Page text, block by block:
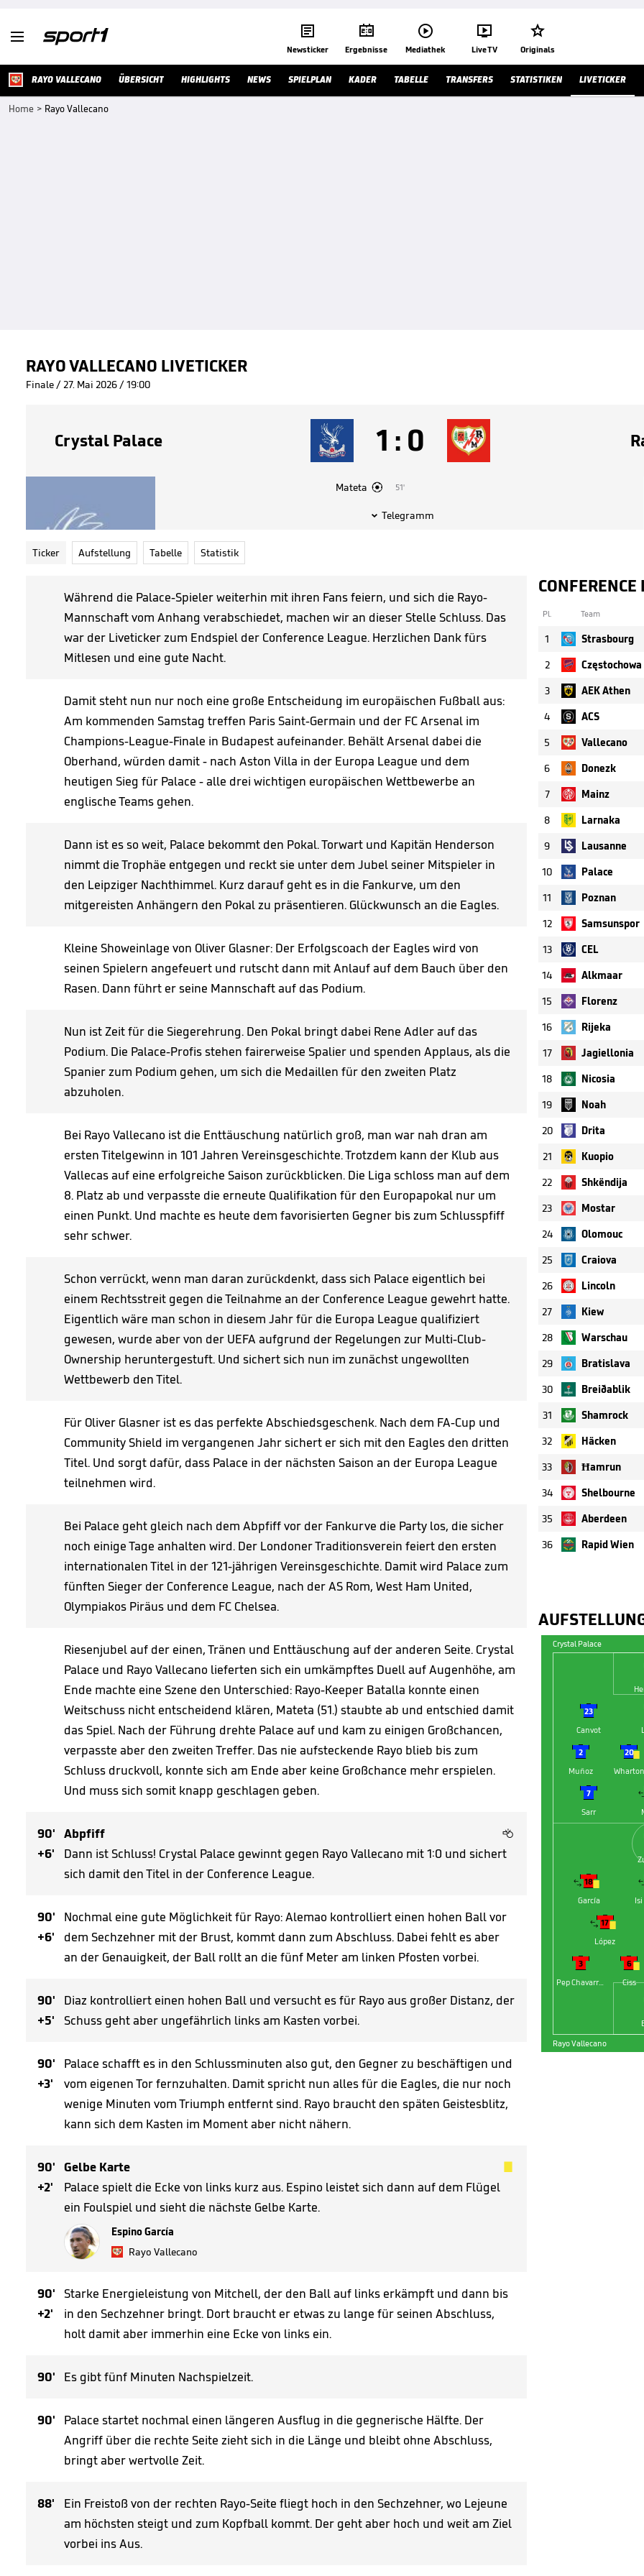
 
Newsticker

Ergebnisse

Mediathek

Live TV

Originals
RAYO VALLECANO ÜBERSICHT HIGHLIGHTS NEWS SPIELPLAN KADER TABELLE TRANSFERS STATISTIKEN LIVETICKER
Home > Rayo Vallecano
RAYO VALLECANO LIVETICKER
Finale / 27. Mai 2026 / 19:00
Crystal Palace 1 : 0
Mateta  51'
 Telegramm
Ticker Aufstellung Tabelle Statistik
Während die Palace-Spieler weiterhin mit ihren Fans feiern, und sich die Rayo-
Mannschaft vom Anhang verabschiedet, machen wir an dieser Stelle Schluss. Das
war der Liveticker zum Endspiel der Conference League. Herzlichen Dank fürs
Mitlesen und eine gute Nacht.
Damit steht nun nur noch eine große Entscheidung im europäischen Fußball aus:
Am kommenden Samstag treffen Paris Saint-Germain und der FC Arsenal im
Champions-League-Finale in Budapest aufeinander. Behält Arsenal dabei die
Oberhand, würden damit - nach Aston Villa in der Europa League und dem
heutigen Sieg für Palace - alle drei wichtigen europäischen Wettbewerbe an
englische Teams gehen.
Dann ist es so weit, Palace bekommt den Pokal. Torwart und Kapitän Henderson
nimmt die Trophäe entgegen und reckt sie unter dem Jubel seiner Mitspieler in
den Leipziger Nachthimmel. Kurz darauf geht es in die Fankurve, um den
mitgereisten Anhängern den Pokal zu präsentieren. Glückwunsch an die Eagles.
Kleine Showeinlage von Oliver Glasner: Der Erfolgscoach der Eagles wird von
seinen Spielern angefeuert und rutscht dann mit Anlauf auf dem Bauch über den
Rasen. Dann führt er seine Mannschaft auf das Podium.
Nun ist Zeit für die Siegerehrung. Den Pokal bringt dabei Rene Adler auf das
Podium. Die Palace-Profis stehen fairerweise Spalier und spenden Applaus, als die
Spanier zum Podium gehen, um sich die Medaillen für den zweiten Platz
abzuholen.
Bei Rayo Vallecano ist die Enttäuschung natürlich groß, man war nah dran am
ersten Titelgewinn in 101 Jahren Vereinsgeschichte. Trotzdem kann der Klub aus
Vallecas auf eine erfolgreiche Saison zurückblicken. Die Liga schloss man auf dem
8. Platz ab und verpasste die erneute Qualifikation für den Europapokal nur um
einen Punkt. Und machte es heute dem favorisierten Gegner bis zum Schlusspfiff
sehr schwer.
Schon verrückt, wenn man daran zurückdenkt, dass sich Palace eigentlich bei
einem Rechtsstreit gegen die Teilnahme an der Conference League gewehrt hatte.
Eigentlich wäre man schon in diesem Jahr für die Europa League qualifiziert
gewesen, wurde aber von der UEFA aufgrund der Regelungen zur Multi-Club-
Ownership heruntergestuft. Und sichert sich nun im zunächst ungewollten
Wettbewerb den Titel.
Für Oliver Glasner ist es das perfekte Abschiedsgeschenk. Nach dem FA-Cup und
Community Shield im vergangenen Jahr sichert er sich mit den Eagles den dritten
Titel. Und sorgt dafür, dass Palace in der nächsten Saison an der Europa League
teilnehmen wird.
Bei Palace geht gleich nach dem Abpfiff vor der Fankurve die Party los, die sicher
noch einige Tage anhalten wird. Der Londoner Traditionsverein feiert den ersten
internationalen Titel in der 121-jährigen Vereinsgeschichte. Damit wird Palace zum
fünften Sieger der Conference League, nach der AS Rom, West Ham United,
Olympiakos Piräus und dem FC Chelsea.
Riesenjubel auf der einen, Tränen und Enttäuschung auf der anderen Seite. Crystal
Palace und Rayo Vallecano lieferten sich ein umkämpftes Duell auf Augenhöhe, am
Ende machte eine Szene den Unterschied: Rayo-Keeper Batalla konnte einen
Weitschuss nicht entscheidend klären, Mateta (51.) staubte ab und entschied damit
das Spiel. Nach der Führung drehte Palace auf und kam zu einigen Großchancen,
verpasste aber den zweiten Treffer. Das nie aufsteckende Rayo blieb bis zum
Schluss druckvoll, konnte sich am Ende aber keine Großchance mehr erspielen.
Und muss sich somit knapp geschlagen geben.
90'
+6'
Abpfiff 
Dann ist Schluss! Crystal Palace gewinnt gegen Rayo Vallecano mit 1:0 und sichert
sich damit den Titel in der Conference League.
90'
+6'
Nochmal eine gute Möglichkeit für Rayo: Alemao kontrolliert einen hohen Ball vor
dem Sechzehner mit der Brust, kommt dann zum Abschluss. Dabei fehlt es aber
an der Genauigkeit, der Ball rollt an die fünf Meter am linken Pfosten vorbei.
90'
+5'
Diaz kontrolliert einen hohen Ball und versucht es für Rayo aus großer Distanz, der
Schuss geht aber ungefährlich links am Kasten vorbei.
90'
+3'
Palace schafft es in den Schlussminuten also gut, den Gegner zu beschäftigen und
vom eigenen Tor fernzuhalten. Damit spricht nun alles für die Eagles, die nur noch
wenige Minuten vom Triumph entfernt sind. Rayo braucht den späten Geistesblitz,
kann sich dem Kasten im Moment aber nicht nähern.
90'
+2'
Gelbe Karte
Palace spielt die Ecke von links kurz aus. Espino leistet sich dann auf dem Flügel
ein Foulspiel und sieht die nächste Gelbe Karte.
Espino García
Rayo Vallecano
90'
+2'
Starke Energieleistung von Mitchell, der den Ball auf links erkämpft und dann bis
in den Sechzehner bringt. Dort braucht er etwas zu lange für seinen Abschluss,
holt damit aber immerhin eine Ecke von links ein.
90' Es gibt fünf Minuten Nachspielzeit.
90'
Palace startet nochmal einen längeren Ausflug in die gegnerische Hälfte. Der
Angriff über die rechte Seite zieht sich in die Länge und bleibt ohne Abschluss,
bringt aber wertvolle Zeit.
88'
Ein Freistoß von der rechten Rayo-Seite fliegt hoch in den Sechzehner, wo Lejeune
am höchsten steigt und zum Kopfball kommt. Der geht aber hoch und weit am Ziel
vorbei ins Aus.
Pl. Team
1 Strasbourg
2
Częstochowa
3
AEK Athen
4
ACS
5
Vallecano
6
Donezk
7
Mainz
8
Larnaka
9
Lausanne
10
Palace
11
Poznan
12
Samsunspor
13
CEL
14
Alkmaar
15
Florenz
16
Rijeka
17
Jagiellonia
18
Nicosia
19
Noah
20
Drita
21
Kuopio
22
Shkëndija
23
Mostar
24
Olomouc
25
Craiova
26
Lincoln
27
Kiew
28
Warschau
29
Bratislava
30
Breiðablik
31
Shamrock
32
Häcken
33
Ħamrun
34
Shelbourne
35
Aberdeen
36
Rapid Wien
Crystal Palace


23
Canvot


2
Muñoz


20
Wharton


7
Sarr


6
Ciss


3
Pep Chavarría


17


López


18


García
Rayo Vallecano